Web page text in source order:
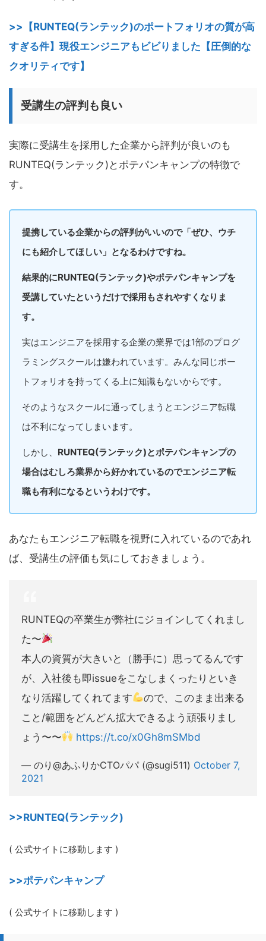
>>【RUNTEQ(ランテック)のポートフォリオの質が高
すぎる件】現役エンジニアもビビりました【圧倒的な
クオリティです】
受講生の評判も良い
実際に受講生を採用した企業から評判が良いのも
RUNTEQ(ランテック)とポテパンキャンプの特徴で
す。
提携している企業からの評判がいいので「ぜひ、ウチ
にも紹介してほしい」となるわけですね。
結果的にRUNTEQ(ランテック)やポテパンキャンプを
受講していたというだけで採用もされやすくなりま
す。
実はエンジニアを採用する企業の業界では1部のプログ
ラミングスクールは嫌われています。みんな同じポー
トフォリオを持ってくる上に知識もないからです。
そのようなスクールに通ってしまうとエンジニア転職
は不利になってしまいます。
しかし、 RUNTEQ(ランテック)とポテパンキャンプの
場合はむしろ業界から好かれているのでエンジニア転
職も有利になるというわけです。
あなたもエンジニア転職を視野に入れているのであれ
ば、受講生の評価も気にしておきましょう。
RUNTEQの卒業生が弊社にジョインしてくれまし
た〜
本人の資質が大きいと（勝手に）思ってるんです
が、入社後も即issueをこなしまくったりといき
なり活躍してくれてます
ので、このまま出来る
こと/範囲をどんどん拡大できるよう頑張りまし
ょう〜〜
https://t.co/x0Gh8mSMbd
— のり@あふりかCTOパパ (@sugi511) October 7,
2021
>>RUNTEQ(ランテック)
( 公式サイトに移動します )
>>ポテパンキャンプ
( 公式サイトに移動します )